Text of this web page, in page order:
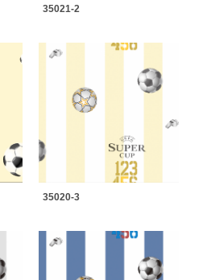
35021-2
35020-3